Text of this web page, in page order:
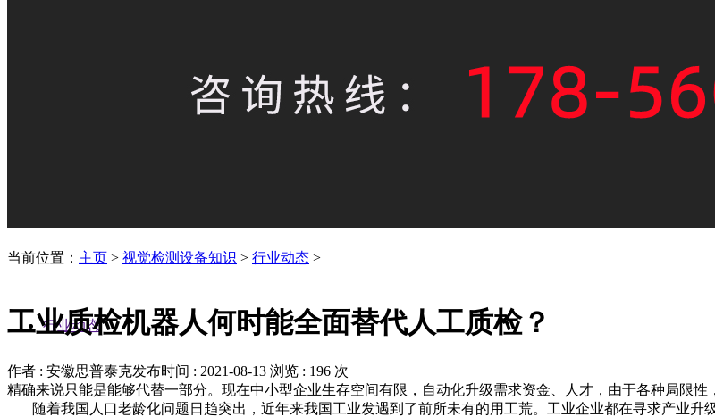
当前位置： 主页 > 视觉检测设备知识 > 行业动态 >
行业动态
工业质检机器人何时能全面替代人工质检？
作者 : 安徽思普泰克发布时间 : 2021-08-13 浏览 : 196 次
精确来说只能是能够代替一部分。现在中小型企业生存空间有限，自动化升级需求资金、人才，由于各种局限
随着我国人口老龄化问题日趋突出，近年来我国工业发遇到了前所未有的用工荒。工业企业都在寻求产业升